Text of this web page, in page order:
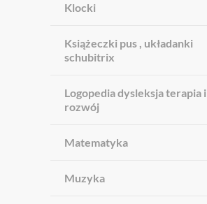
Klocki
Książeczki pus , układanki
schubitrix
Logopedia dysleksja terapia i
rozwój
Matematyka
Muzyka